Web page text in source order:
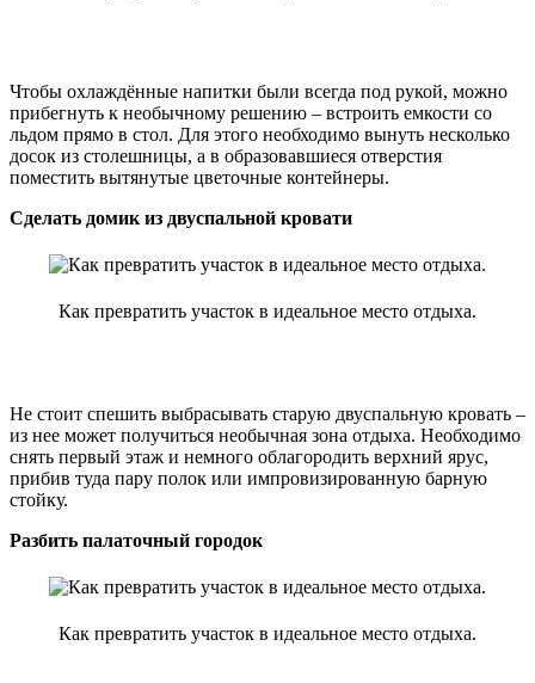
Чтобы охлаждённые напитки были всегда под рукой, можно
прибегнуть к необычному решению – встроить емкости со
льдом прямо в стол. Для этого необходимо вынуть несколько
досок из столешницы, а в образовавшиеся отверстия
поместить вытянутые цветочные контейнеры.
Сделать домик из двуспальной кровати
Как превратить участок в идеальное место отдыха.
Не стоит спешить выбрасывать старую двуспальную кровать –
из нее может получиться необычная зона отдыха. Необходимо
снять первый этаж и немного облагородить верхний ярус,
прибив туда пару полок или импровизированную барную
стойку.
Разбить палаточный городок
Как превратить участок в идеальное место отдыха.